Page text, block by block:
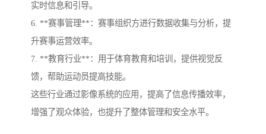
实时信息和引导。
6. **赛事管理**：赛事组织方进行数据收集与分析，提
升赛事运营效率。
7. **教育行业**：用于体育教育和培训，提供视觉反
馈，帮助运动员提高技能。
这些行业通过影像系统的应用，提高了信息传播效率，
增强了观众体验，也提升了整体管理和安全水平。